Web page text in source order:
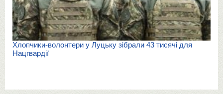
Хлопчики-волонтери у Луцьку зібрали 43 тисячі для
Нацгвардії